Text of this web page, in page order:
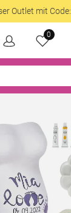
Outlet mit Code:
0